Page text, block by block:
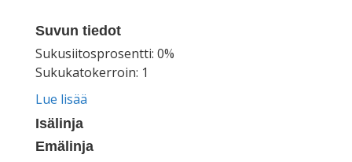
Suvun tiedot
Sukusiitosprosentti: 0%
Sukukatokerroin: 1
Lue lisää
Isälinja
Emälinja